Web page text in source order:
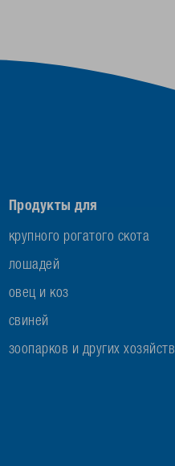
Продукты для
крупного рогатого скота
лошадей
овец и коз
свиней
зоопарков и других хозяйств